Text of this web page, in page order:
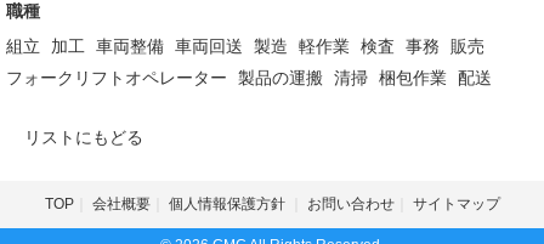
職種
組立
加工 車両整備 車両回送 製造 軽作業 検査 事務
販売
フォークリフトオペレーター
製品の運搬 清掃 梱包作業 配送
リストにもどる
TOP 会社概要 個人情報保護方針 お問い合わせ サイトマップ